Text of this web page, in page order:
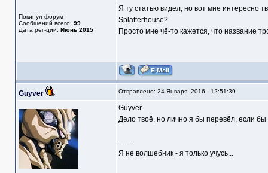
Покинул форум
Сообщений всего: 99
Дата рег-ции: Июнь 2015
Я ту статью видел, но вот мне интересно
Splatterhouse?
Просто мне чё-то кажется, что название
Guyver Отправлено: 24 Января, 2016 - 12:51:39
Guyver
Дело твоё, но лично я бы перевёл, если бы
-----
Я не волшебник - я только учусь...